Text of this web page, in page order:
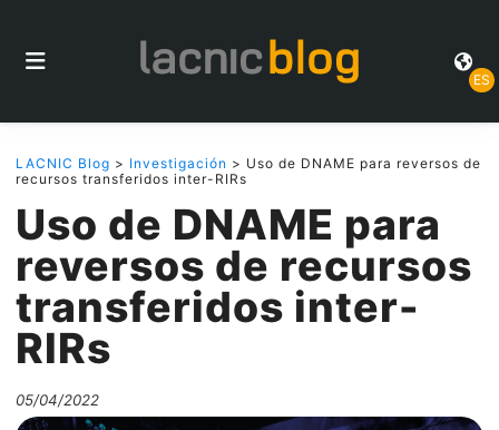
ES
LACNIC Blog > Investigación > Uso de DNAME para reversos de
recursos transferidos inter-RIRs
Uso de DNAME para
reversos de recursos
transferidos inter-
RIRs
05/04/2022